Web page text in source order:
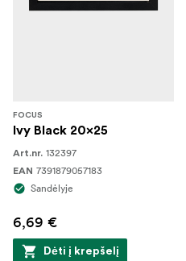
FOCUS
Ivy Black 20x25
Art.nr. 132397
EAN 7391879057183
Sandėlyje
6,69 €
Dėti į krepšelį